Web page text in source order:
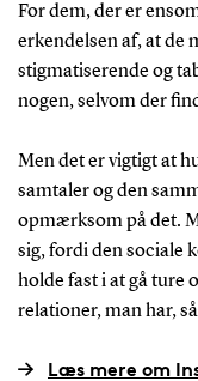
For dem, der er
erkendelsen af, at de
stigmatiserende og
nogen, selvom der
Men det er vigtigt at
samtaler og den
opmærksom på det.
sig, fordi den sociale
holde fast i at gå ture
relationer, man har,
Læs mere om